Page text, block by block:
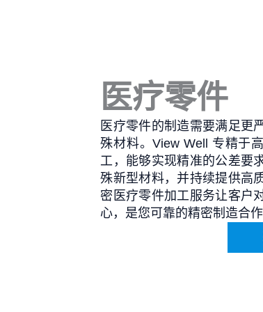
医疗零件
医疗零件的制造需要满足更
殊材料。View Well 专精于
工，能够实现精准的公差要
殊新型材料，并持续提供高
密医疗零件加工服务让客户
心，是您可靠的精密制造合作